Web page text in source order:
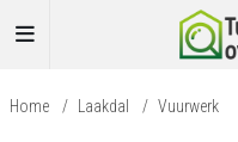
Home / Laakdal / Vuurwerk